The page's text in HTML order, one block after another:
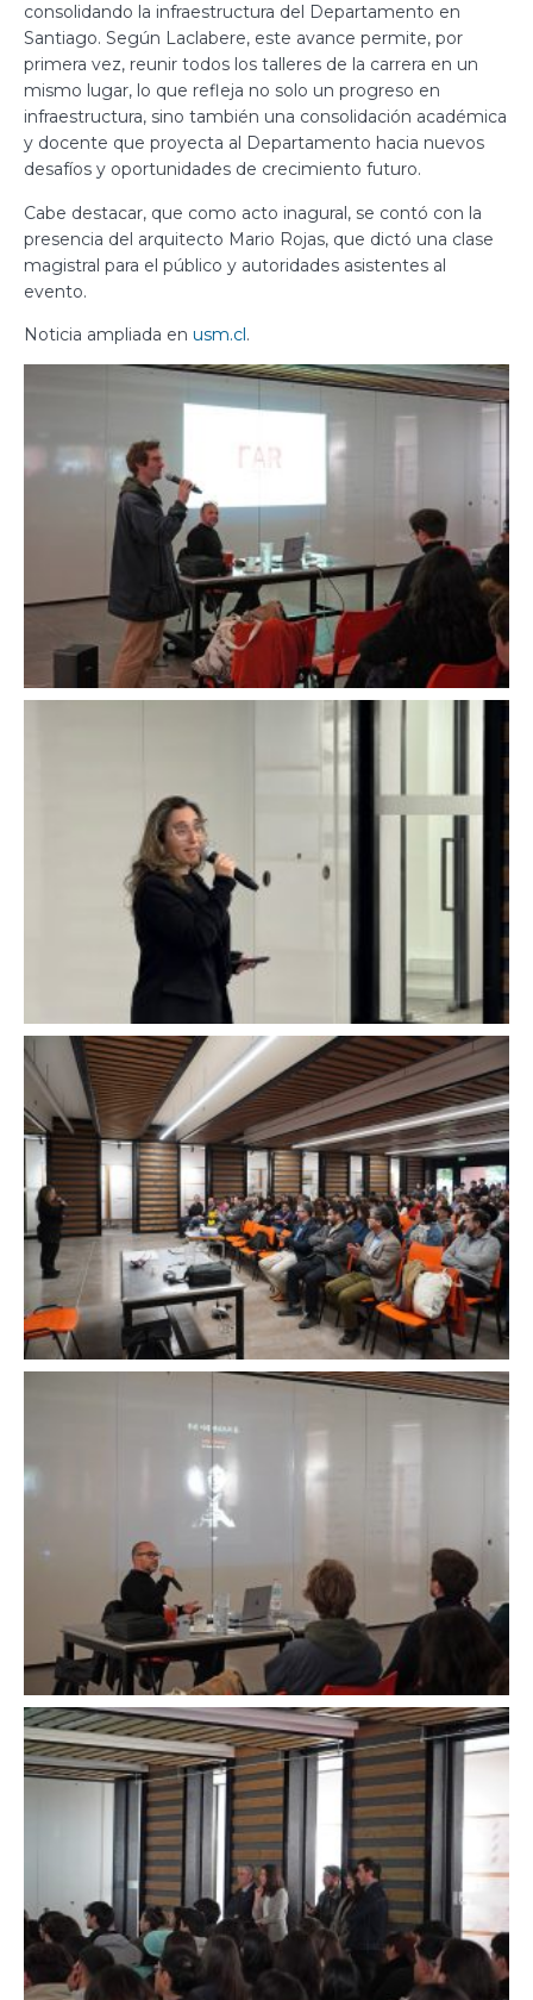
consolidando la infraestructura del Departamento en
Santiago. Según Laclabere, este avance permite, por
primera vez, reunir todos los talleres de la carrera en un
mismo lugar, lo que refleja no solo un progreso en
infraestructura, sino también una consolidación académica
y docente que proyecta al Departamento hacia nuevos
desafíos y oportunidades de crecimiento futuro.
Cabe destacar, que como acto inagural, se contó con la
presencia del arquitecto Mario Rojas, que dictó una clase
magistral para el público y autoridades asistentes al
evento.
Noticia ampliada en usm.cl.